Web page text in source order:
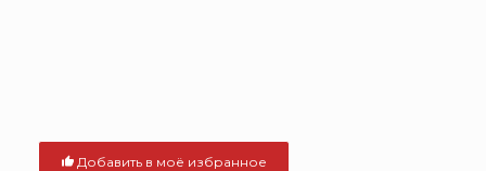
Добавить в моё избранное